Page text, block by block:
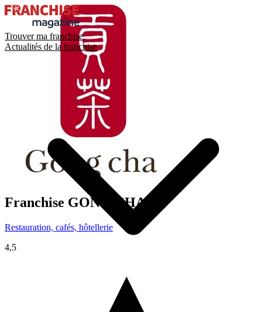
Trouver ma franchise
Actualités de la franchise
Franchise GONG CHA
Restauration, cafés, hôtellerie
4,5